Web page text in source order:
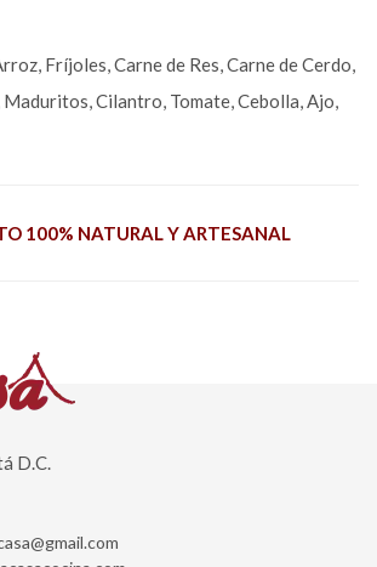
Fríjoles, Carne de Res, Carne de Cerdo,
Maduritos, Cilantro, Tomate, Cebolla, Ajo,
100% NATURAL Y ARTESANAL
D.C.